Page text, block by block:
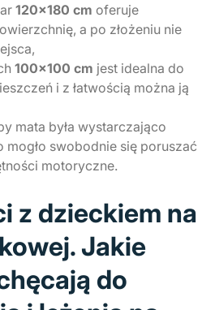
120×180 cm oferuje
a po złożeniu nie
100×100 cm jest idealna do
i z łatwością można ją
mata była wystarczająco
mogło swobodnie się poruszać
motoryczne.
z dzieckiem na
Jakie
do